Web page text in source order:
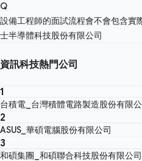
Q
設備工程師的面試流程會不會包含實
士半導體科技股份有限公司
資訊科技熱門公司
1
台積電_台灣積體電路製造股份有限
2
ASUS_華碩電腦股份有限公司
3
和碩集團_和碩聯合科技股份有限公司